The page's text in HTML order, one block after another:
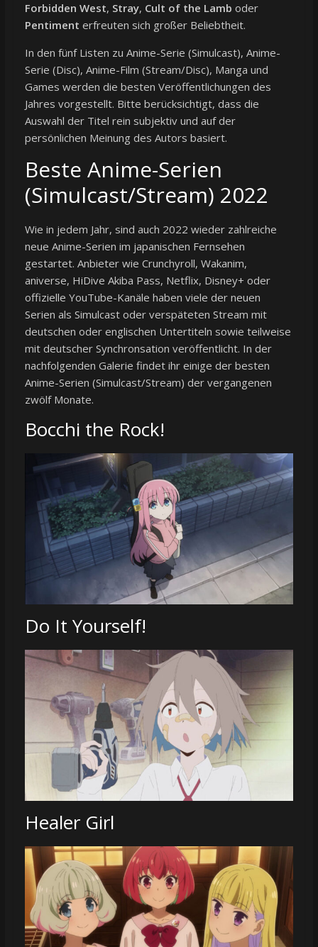
Forbidden West, Stray, Cult of the Lamb oder
Pentiment erfreuten sich großer Beliebtheit.
In den fünf Listen zu Anime-Serie (Simulcast), Anime-
Serie (Disc), Anime-Film (Stream/Disc), Manga und
Games werden die besten Veröffentlichungen des
Jahres vorgestellt. Bitte berücksichtigt, dass die
Auswahl der Titel rein subjektiv und auf der
persönlichen Meinung des Autors basiert.
Beste Anime-Serien
(Simulcast/Stream) 2022
Wie in jedem Jahr, sind auch 2022 wieder zahlreiche
neue Anime-Serien im japanischen Fernsehen
gestartet. Anbieter wie Crunchyroll, Wakanim,
aniverse, HiDive Akiba Pass, Netflix, Disney+ oder
offizielle YouTube-Kanäle haben viele der neuen
Serien als Simulcast oder verspäteten Stream mit
deutschen oder englischen Untertiteln sowie teilweise
mit deutscher Synchronsation veröffentlicht. In der
nachfolgenden Galerie findet ihr einige der besten
Anime-Serien (Simulcast/Stream) der vergangenen
zwölf Monate.
Bocchi the Rock!
Do It Yourself!
Healer Girl